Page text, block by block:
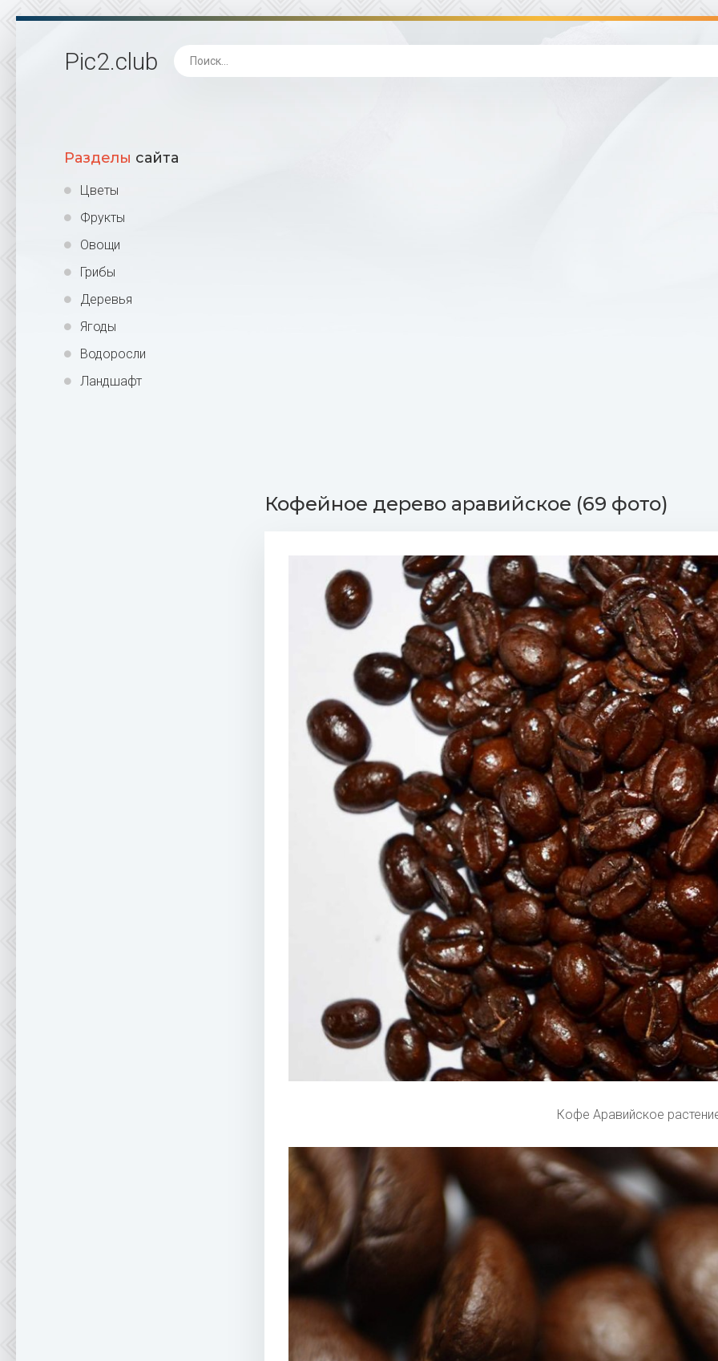
Pic2.club
Разделы сайта
Цветы
Фрукты
Овощи
Грибы
Деревья
Ягоды
Водоросли
Ландшафт
Кофейное дерево аравийское (69 фото)
Кофе Аравийское